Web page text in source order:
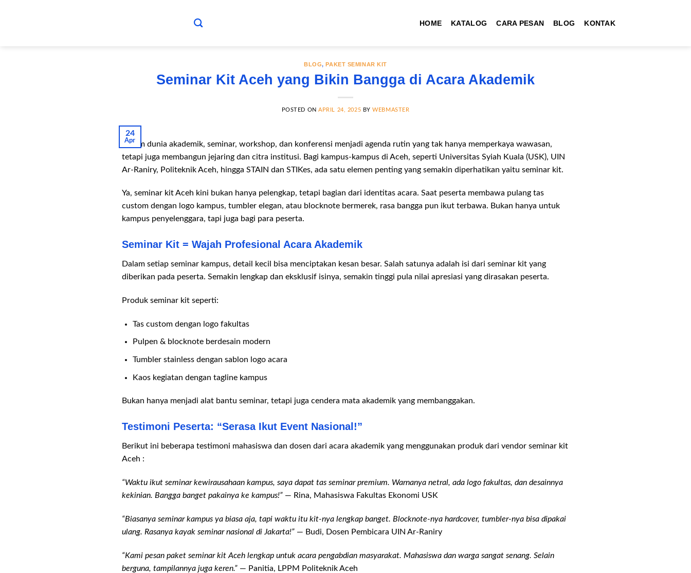
HOME KATALOG CARA PESAN BLOG KONTAK
BLOG,PAKET SEMINAR KIT
Seminar Kit Aceh yang Bikin Bangga di Acara Akademik
POSTED ONAPRIL 24, 2025 BYWEBMASTER
24
Apr
Dalam dunia akademik, seminar, workshop, dan konferensi menjadi agenda rutin yang tak hanya memperkaya wawasan,
tetapi juga membangun jejaring dan citra institusi. Bagi kampus-kampus di Aceh, seperti Universitas Syiah Kuala (USK), UIN
Ar-Raniry, Politeknik Aceh, hingga STAIN dan STIKes, ada satu elemen penting yang semakin diperhatikan yaitu seminar kit.
Ya, seminar kit Aceh kini bukan hanya pelengkap, tetapi bagian dari identitas acara. Saat peserta membawa pulang tas
custom dengan logo kampus, tumbler elegan, atau blocknote bermerek, rasa bangga pun ikut terbawa. Bukan hanya untuk
kampus penyelenggara, tapi juga bagi para peserta.
Seminar Kit = Wajah Profesional Acara Akademik
Dalam setiap seminar kampus, detail kecil bisa menciptakan kesan besar. Salah satunya adalah isi dari seminar kit yang
diberikan pada peserta. Semakin lengkap dan eksklusif isinya, semakin tinggi pula nilai apresiasi yang dirasakan peserta.
Produk seminar kit seperti:
Tas custom dengan logo fakultas
Pulpen & blocknote berdesain modern
Tumbler stainless dengan sablon logo acara
Kaos kegiatan dengan tagline kampus
Bukan hanya menjadi alat bantu seminar, tetapi juga cendera mata akademik yang membanggakan.
Testimoni Peserta: “Serasa Ikut Event Nasional!”
Berikut ini beberapa testimoni mahasiswa dan dosen dari acara akademik yang menggunakan produk dari vendor seminar kit
Aceh :
“Waktu ikut seminar kewirausahaan kampus, saya dapat tas seminar premium. Warnanya netral, ada logo fakultas, dan desainnya
kekinian. Bangga banget pakainya ke kampus!” — Rina, Mahasiswa Fakultas Ekonomi USK
“Biasanya seminar kampus ya biasa aja, tapi waktu itu kit-nya lengkap banget. Blocknote-nya hardcover, tumbler-nya bisa dipakai
ulang. Rasanya kayak seminar nasional di Jakarta!” — Budi, Dosen Pembicara UIN Ar-Raniry
“Kami pesan paket seminar kit Aceh lengkap untuk acara pengabdian masyarakat. Mahasiswa dan warga sangat senang. Selain
berguna, tampilannya juga keren.” — Panitia, LPPM Politeknik Aceh